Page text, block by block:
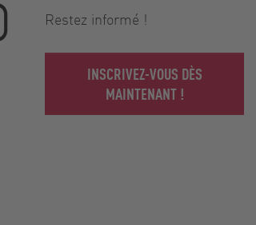
Restez informé !
INSCRIVEZ-VOUS DÈS
MAINTENANT !